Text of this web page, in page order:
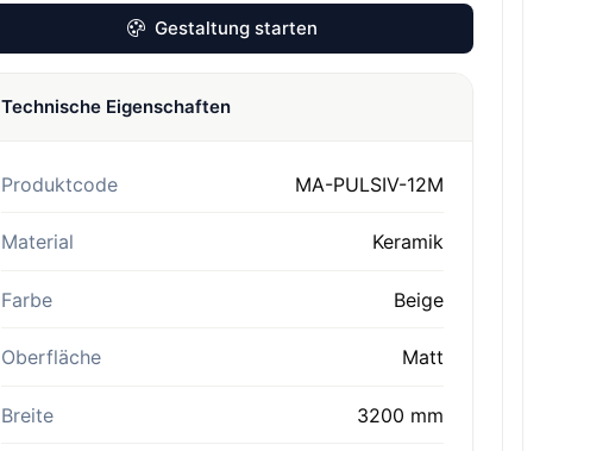
Gestaltung starten
Technische Eigenschaften
Produktcode MA-PULSIV-12M
Material Keramik
Farbe Beige
Oberfläche Matt
Breite 3200 mm